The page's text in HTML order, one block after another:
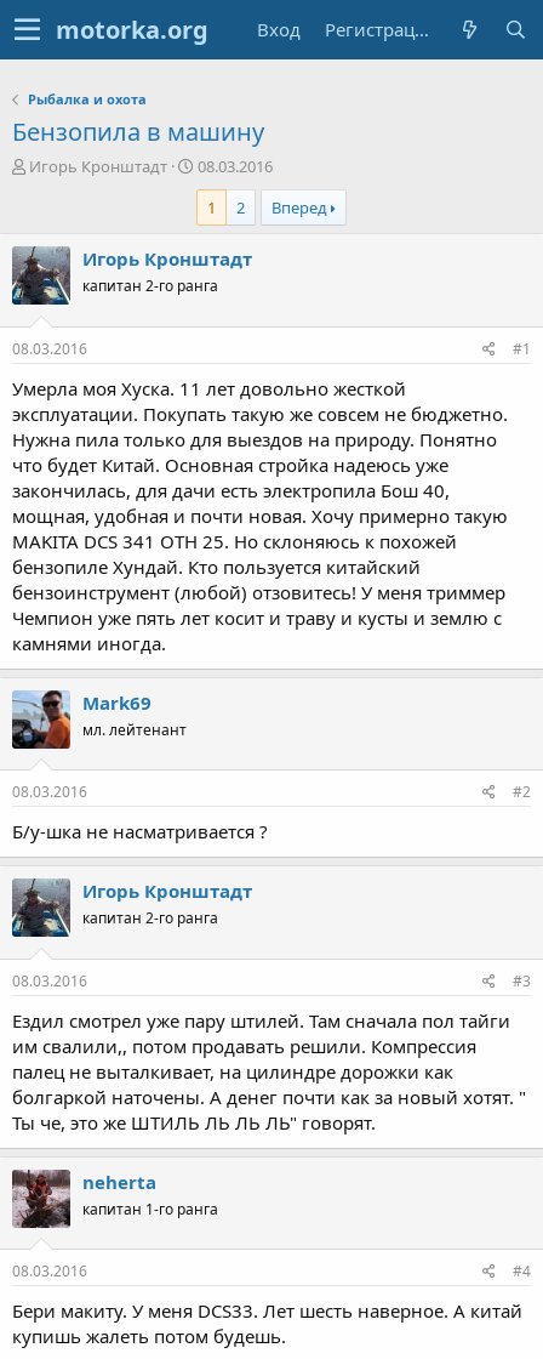
Вход Регистрация
Рыбалка и охота
Бензопила в машину
А
р
т
е
ы
Игорь Кронштадт
Д
а
а
н
ч
08.03.2016
1
2 Вперед
Игорь Кронштадт
капитан 2-го ранга
08.03.2016 #1
Умерла моя Хуска. 11 лет довольно жесткой
эксплуатации. Покупать такую же совсем не бюджетно.
Нужна пила только для выездов на природу. Понятно
что будет Китай. Основная стройка надеюсь уже
закончилась, для дачи есть электропила Бош 40,
мощная, удобная и почти новая. Хочу примерно такую
MAKITA DCS 341 OTH 25. Но склоняюсь к похожей
бензопиле Хундай. Кто пользуется китайский
бензоинструмент (любой) отзовитесь! У меня триммер
Чемпион уже пять лет косит и траву и кусты и землю с
камнями иногда.
Mark69
мл. лейтенант
08.03.2016 #2
Б/у-шка не насматривается ?
Игорь Кронштадт
капитан 2-го ранга
08.03.2016 #3
Ездил смотрел уже пару штилей. Там сначала пол тайги
им свалили,, потом продавать решили. Компрессия
палец не выталкивает, на цилиндре дорожки как
болгаркой наточены. А денег почти как за новый хотят. "
Ты че, это же ШТИЛЬ ЛЬ ЛЬ ЛЬ" говорят.
neherta
капитан 1-го ранга
08.03.2016 #4
Бери макиту. У меня DCS33. Лет шесть наверное. А китай
купишь жалеть потом будешь.